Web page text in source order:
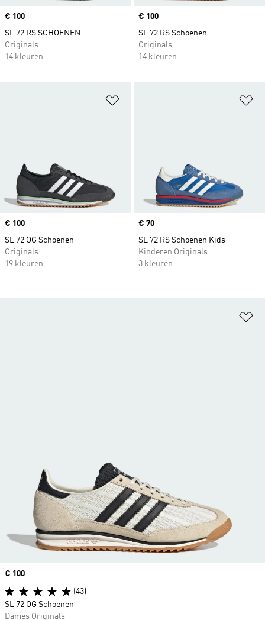
Price
€ 100
SL 72 RS SCHOENEN
Originals
14 kleuren
Price
€ 100
SL 72 RS Schoenen
Originals
14 kleuren
Price
€ 100
SL 72 OG Schoenen
Originals
19 kleuren
Price
€ 70
SL 72 RS Schoenen Kids
Kinderen Originals
3 kleuren
Price
€ 100
(43)
SL 72 OG Schoenen
Dames Originals